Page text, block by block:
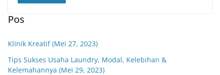
Pos
Klinik Kreatif (Mei 27, 2023)
Tips Sukses Usaha Laundry, Modal, Kelebihan &
Kelemahannya (Mei 29, 2023)